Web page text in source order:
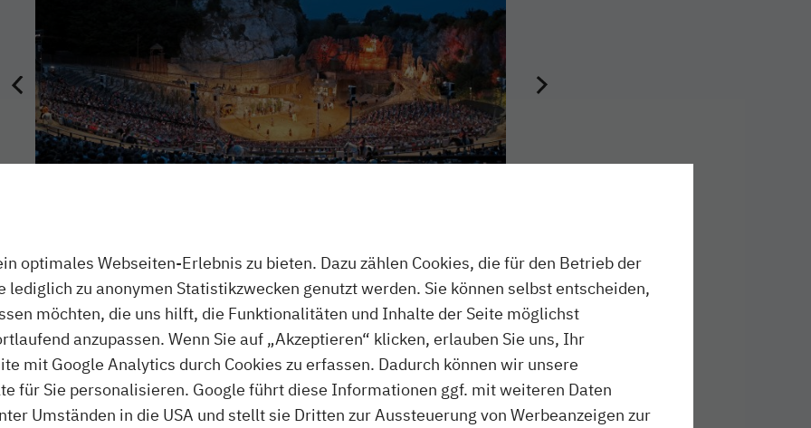
Foto: Karl-May-Spiele Bad
Informationen
www.karl-may-spiele.de
(01805) 952111
optimales Webseiten-Erlebnis zu bieten. Dazu zählen Cookies, die für den Betrieb der
lediglich zu anonymen Statistikzwecken genutzt werden. Sie können selbst entscheiden,
möchten, die uns hilft, die Funktionalitäten und Inhalte der Seite möglichst
anzupassen. Wenn Sie auf „Akzeptieren“ klicken, erlauben Sie uns, Ihr
mit Google Analytics durch Cookies zu erfassen. Dadurch können wir unsere
für Sie personalisieren. Google führt diese Informationen ggf. mit weiteren Daten
Umständen in die USA und stellt sie Dritten zur Aussteuerung von Werbeanzeigen zur